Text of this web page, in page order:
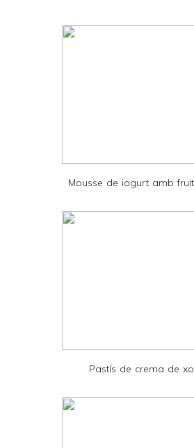
n
d
Mousse de iogurt amb
Pastís de crema de